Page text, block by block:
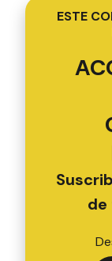
ESTE
de